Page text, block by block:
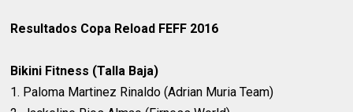
Resultados Copa Reload FEFF 2016
Bikini Fitness (Talla Baja)
1. Paloma Martinez Rinaldo (Adrian Muria Team)